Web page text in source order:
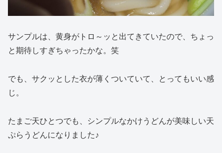
サンプルは、黄身がトロ～ッと出てきていたので、ちょっ
と期待しすぎちゃったかな。笑
でも、サクッとした衣が薄くついていて、とってもいい感
じ。
たまご天ひとつでも、シンプルなかけうどんが美味しい天
ぷらうどんになりました♪